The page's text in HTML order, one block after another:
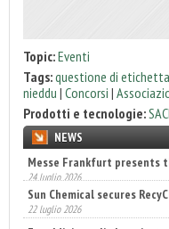
Topic:Eventi
Tags:questione di etichetta
nieddu | Concorsi |
Prodotti e tecnologie:
NEWS
Sun Chemical secures
22 luglio 2026
Engaldini sceglie
22 luglio 2026